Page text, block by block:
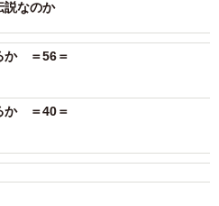
2/2
説なのか
か ＝56＝
か ＝40＝